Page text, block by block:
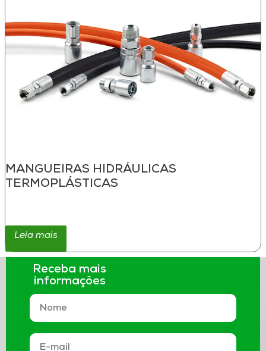
MANGUEIRAS HIDRÁULICAS
TERMOPLÁSTICAS
Leia mais
Receba mais
informações